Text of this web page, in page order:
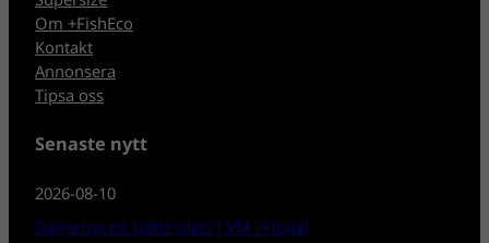
Om +FishEco
Kontakt
Annonsera
Tipsa oss
Senaste nytt
2026-08-10
Damerna på sjätte plats i VM i Fluga!